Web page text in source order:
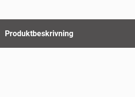
Produktbeskrivning